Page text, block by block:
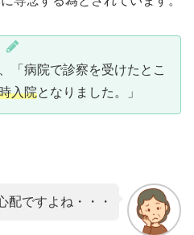
「病院で診察を受けたとこ
入院となりました。」
配ですよね・・・